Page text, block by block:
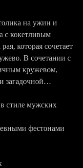
на ужин и
с кокетливым
которая сочетает
В сочетании с
кружевом,
загадочной…
стиле мужских
фестонами